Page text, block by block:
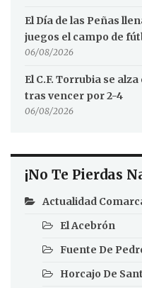
El Día de las Peñas
juegos el campo de
06/08/2026
El C.F. Torrubia se
tras vencer por 2-4
06/08/2026
¡No Te Pierdas
Actualidad
El Acebrón
Fuente De
Horcajo De